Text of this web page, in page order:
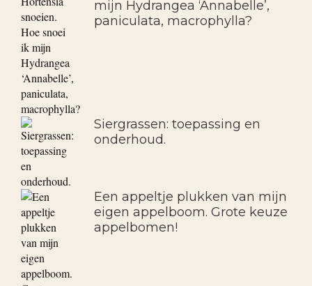
mijn Hydrangea ‘Annabelle’,
paniculata, macrophylla?
Siergrassen: toepassing en
onderhoud.
Een appeltje plukken van mijn
eigen appelboom. Grote keuze
appelbomen!